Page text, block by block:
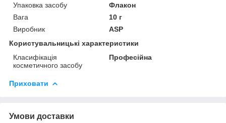
Упаковка засобу
Флакон
Вага
10 г
Виробник
ASP
Користувальницькі характеристики
Класифікація
косметичного засобу
Професійна
Приховати
Умови доставки